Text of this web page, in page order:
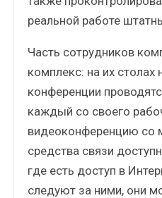
реальной работе
Часть сотрудников
комплекс: на их столах
конференции
каждый со своего
видеоконференцию со
средства связи
где есть доступ в
следуют за ними, они